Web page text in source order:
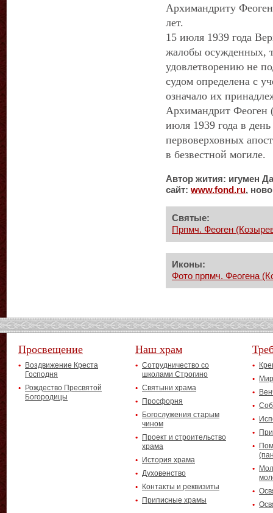
Архимандриту
лет.
15 июля 1939 года
жалобы осужденных,
удовлетворению не
судом определена с
означало их
Архимандрит Феоген
июля 1939 года в
первоверховных
в безвестной могиле.
Автор жития: игумен
сайт: www.fond .ru,
Святые:
Прпмч. Феоген
Иконы:
Фото прпмч. Феогена
Просвещение
Воздвижение Креста
Господня
Рождество Пресвятой
Богородицы
Наш храм
Сотрудничество со
школами Строгино
Святыни храма
Просфорня
Богослужения старым
чином
Проект и строительство
храма
История храма
Духовенство
Контакты и реквизиты
Приписные храмы